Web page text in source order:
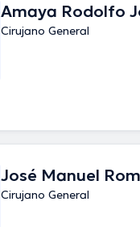
Amaya Rodolfo
Cirujano General
José Manuel
Cirujano General